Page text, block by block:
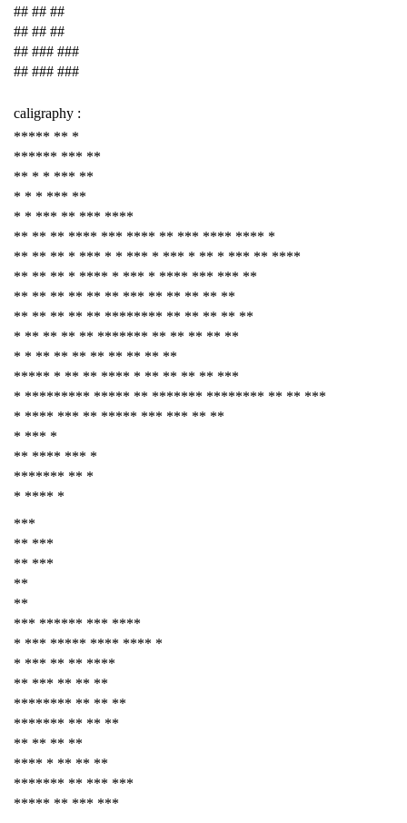
## ## ##
## ## ##
## ### ###
## ### ###
caligraphy :
***** ** *
****** *** **
** * * *** **
* * * *** **
* * *** ** *** ****
** ** ** **** *** **** ** *** **** **** *
** ** ** * *** * * *** * *** * ** * *** ** ****
** ** ** * **** * *** * **** *** *** **
** ** ** ** ** ** *** ** ** ** ** **
** ** ** ** ** ******** ** ** ** ** **
* ** ** ** ** ******* ** ** ** ** **
* * ** ** ** ** ** ** ** **
***** * ** ** **** * ** ** ** ** ***
* ********* ***** ** ******* ******** ** ** ***
* **** *** ** ***** *** *** ** **
* *** *
** **** *** *
******* ** *
* **** *
***
** ***
** ***
**
**
*** ****** *** ****
* *** ***** **** **** *
* *** ** ** ****
** *** ** ** **
******** ** ** **
******* ** ** **
** ** ** **
**** * ** ** **
******* ** *** ***
***** ** *** ***